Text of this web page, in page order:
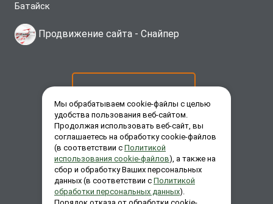
Батайск
Продвижение сайта - Снайпер
ЗАКАЗАТЬ ЗВОНОК
ЗАДАТЬ ВОПРОС
Мы обрабатываем cookie-файлы с целью
удобства пользования веб-сайтом.
Продолжая использовать веб-сайт, вы
соглашаетесь на обработку cookie-файлов
(в соответствии с Политикой
использования cookie-файлов), а также на
сбор и обработку Ваших персональных
данных (в соответствии с Политикой
обработки персональных данных).